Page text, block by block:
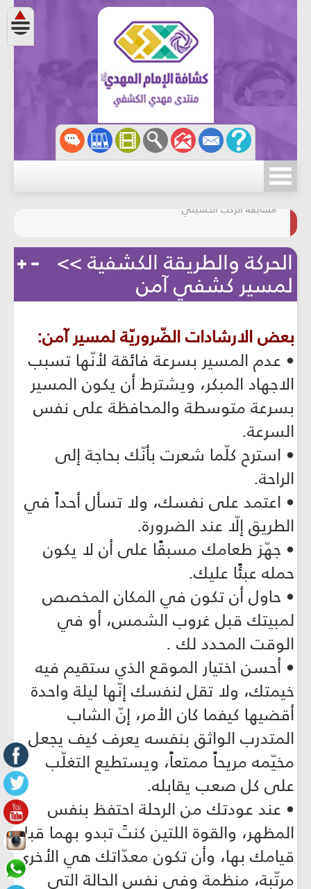
مسابقة الركب الحسينيّ
الحركة والطريقة الكشفية >>
لمسير كشفي آمن
بعض الارشادات الضّروريّة لمسير آمن:
• عدم المسير بسرعة فائقة لأنّها تسبب
الاجهاد المبكر، ويشترط أن يكون المسير
بسرعة متوسطة والمحافظة على نفس
السرعة.
• استرح كلّما شعرت بأنّك بحاجة إلى
الراحة.
• اعتمد على نفسك، ولا تسأل أحداً في
الطريق إلّا عند الضرورة.
• جهّز طعامك مسبقًا على أن لا يكون
حمله عبئًا عليك.
• حاول أن تكون في المكان المخصص
لمبيتك قبل غروب الشمس، أو في
الوقت المحدد لك .
• أحسن اختيار الموقع الذي ستقيم فيه
خيمتك، ولا تقل لنفسك إنّها ليلة واحدة
أقضيها كيفما كان الأمر، إنّ الشاب
المتدرب الواثق بنفسه يعرف كيف يجعل
مخيّمه مريحاً ممتعاً، ويستطيع التغلّب
على كل صعب يقابله.
• عند عودتك من الرحلة احتفظ بنفس
المظهر، والقوة اللتين كنتَ تبدو بهما قبل
قيامك بها، وأن تكون معدّاتك هي الأخرى
مرتّبة، منظمة وفي نفس الحالة التي